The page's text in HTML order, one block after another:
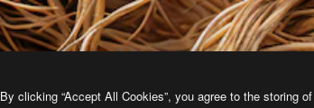
By clicking “Accept All Cookies”, you agree to the storing